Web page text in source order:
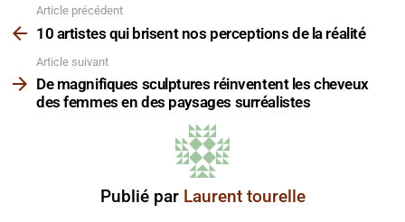
plus
Article précédent
10 artistes qui brisent nos perceptions de la réalité
Article suivant
De magnifiques sculptures réinventent les cheveux
des femmes en des paysages surréalistes
Publié par Laurent tourelle